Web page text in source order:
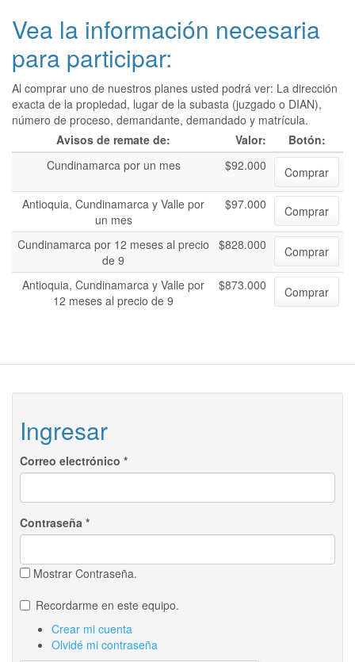
Vea la información necesaria
para participar:
Al comprar uno de nuestros planes usted podrá ver: La dirección
exacta de la propiedad, lugar de la subasta (juzgado o DIAN),
número de proceso, demandante, demandado y matrícula.
Avisos de remate de:
Valor:
Botón:
Cundinamarca por un mes
$92.000
Comprar
Antioquia, Cundinamarca y Valle por
un mes
$97.000 Comprar
Cundinamarca por 12 meses al precio
de 9
$828.000 Comprar
Antioquia, Cundinamarca y Valle por
12 meses al precio de 9
$873.000 Comprar
Ingresar
Correo electrónico *
Contraseña *
Mostrar Contraseña.
Recordarme en este equipo.
Crear mi cuenta
Olvidé mi contraseña